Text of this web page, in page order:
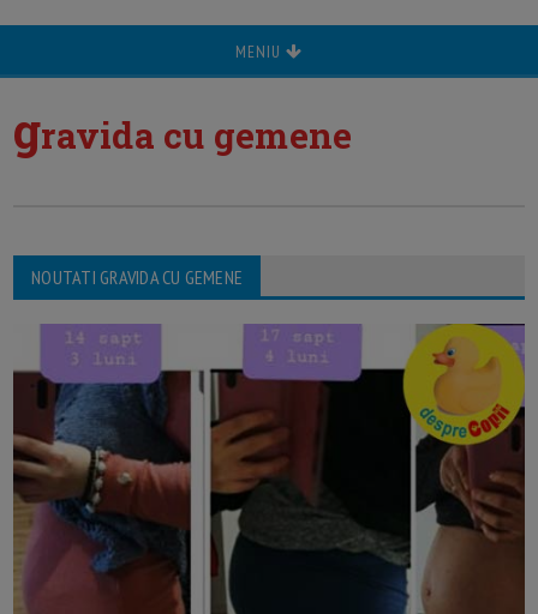
MENIU
gravida cu gemene
NOUTATI GRAVIDA CU GEMENE